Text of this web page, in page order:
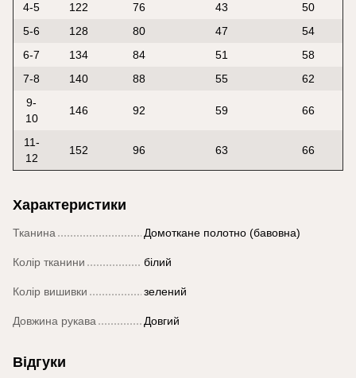
4-5
122 76 43
50
5-6
128 80 47
54
6-7
134 84 51
58
7-8
140 88 55
62
9-
10
146 92 59 66
11-
12
152 96 63 66
Характеристики
Тканина Домоткане полотно (бавовна)
Колір тканини білий
Колір вишивки зелений
Довжина рукава Довгий
Відгуки